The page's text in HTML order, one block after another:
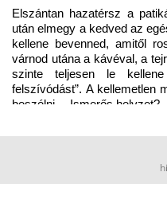
Elszántan hazatérsz a
után elmegy a kedved az
kellene bevenned, amitől
várnod utána a kávéval, a
szinte teljesen le
felszívódást”. A kellemetlen
beszélni… Ismerős helyzet?